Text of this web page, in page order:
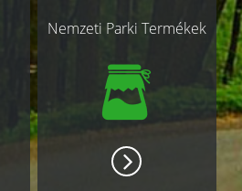
Nemzeti Parki Termékek